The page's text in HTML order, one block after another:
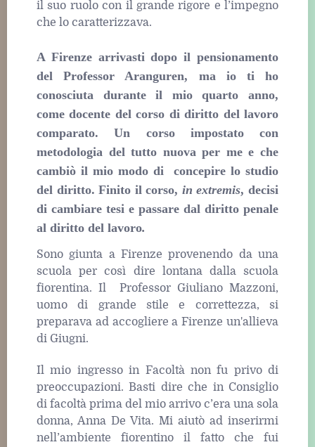
il suo ruolo con il grande rigore e l’impegno
che lo caratterizzava.
A Firenze arrivasti dopo il pensionamento
del Professor Aranguren, ma io ti ho
conosciuta durante il mio quarto anno,
come docente del corso di diritto del lavoro
comparato. Un corso impostato con
metodologia del tutto nuova per me e che
cambiò il mio modo di concepire lo studio
del diritto. Finito il corso, in extremis, decisi
di cambiare tesi e passare dal diritto penale
al diritto del lavoro.
Sono giunta a Firenze provenendo da una
scuola per così dire lontana dalla scuola
fiorentina. Il Professor Giuliano Mazzoni,
uomo di grande stile e correttezza, si
preparava ad accogliere a Firenze un'allieva
di Giugni.
Il mio ingresso in Facoltà non fu privo di
preoccupazioni. Basti dire che in Consiglio
di facoltà prima del mio arrivo c’era una sola
donna, Anna De Vita. Mi aiutò ad inserirmi
nell’ambiente fiorentino il fatto che fui